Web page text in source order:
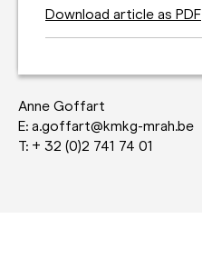
Download article as PDF
Anne Goffart
E: a.goffart@kmkg-mrah.be
T: + 32 (0)2 741 74 01